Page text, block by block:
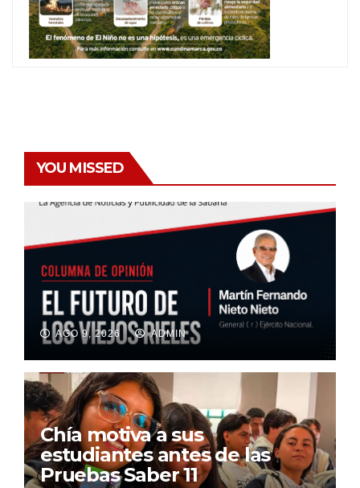
YOU MISSED
AGO 9, 2026 ADMIN
Chía motiva a sus
estudiantes antes de las
Pruebas Saber 11